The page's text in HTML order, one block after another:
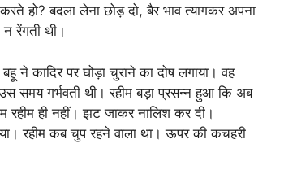
हो? बदला लेना छोड़ दो, बैर भाव त्यागकर अपना
रेंगती थी।
ने कादिर पर घोड़ा चुराने का दोष लगाया। वह
समय गर्भवती थी। रहीम बड़ा प्रसन्न हुआ कि अब
रहीम ही नहीं। झट जाकर नालिश कर दी।
रहीम कब चुप रहने वाला था। ऊपर की कचहरी